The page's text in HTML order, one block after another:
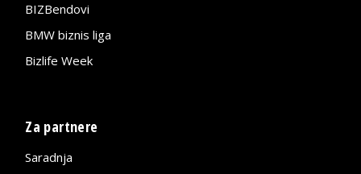
BIZBendovi
BMW biznis liga
Bizlife Week
Za partnere
Saradnja